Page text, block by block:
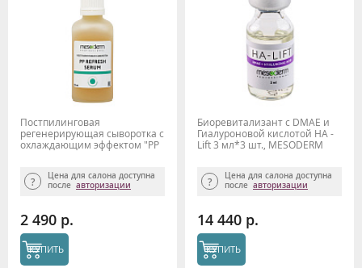
Постпилинговая
регенерирующая сыворотка с
охлаждающим эффектом "PP
Цена для салона доступна
после авторизации
2 490 р.
КУПИТЬ
Биоревитализант с DMAE и
Гиалуроновой кислотой HA -
Lift 3 мл*3 шт., MESODERM
Цена для салона доступна
после авторизации
14 440 р.
КУПИТЬ